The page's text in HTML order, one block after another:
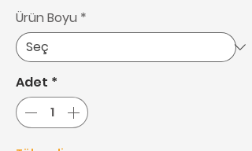
Ürün Boyu *
Adet *